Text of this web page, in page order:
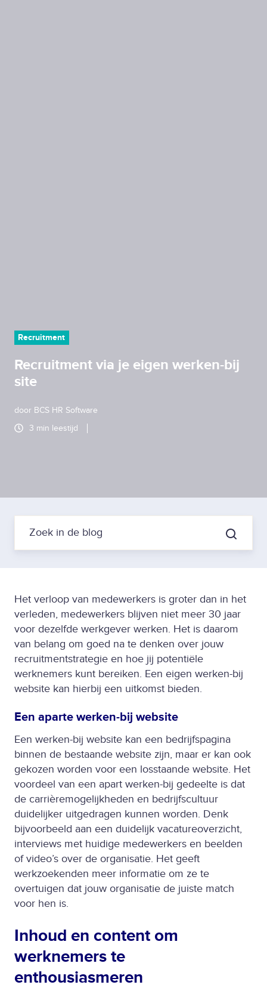
Recruitment
Recruitment via je eigen werken-bij
site
door BCS HR Software
3 min leestijd
Het verloop van medewerkers is groter dan in het
verleden, medewerkers blijven niet meer 30 jaar
voor dezelfde werkgever werken. Het is daarom
van belang om goed na te denken over jouw
recruitmentstrategie en hoe jij potentiële
werknemers kunt bereiken. Een eigen werken-bij
website kan hierbij een uitkomst bieden.
Een aparte werken-bij website
Een werken-bij website kan een bedrijfspagina
binnen de bestaande website zijn, maar er kan ook
gekozen worden voor een losstaande website. Het
voordeel van een apart werken-bij gedeelte is dat
de carrièremogelijkheden en bedrijfscultuur
duidelijker uitgedragen kunnen worden. Denk
bijvoorbeeld aan een duidelijk vacatureoverzicht,
interviews met huidige medewerkers en beelden
of video’s over de organisatie. Het geeft
werkzoekenden meer informatie om ze te
overtuigen dat jouw organisatie de juiste match
voor hen is.
Inhoud en content om
werknemers te
enthousiasmeren